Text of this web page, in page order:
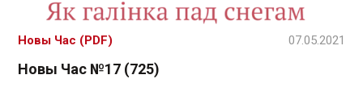
Новы Час №17 (725)
Новы Час (PDF) 07.05.2021